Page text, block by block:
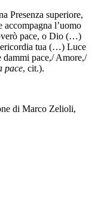
Presenza superiore,
accompagna l’uomo
pace, o Dio (…)
tua (…) Luce
pace,/ Amore,/
pace, cit.).
di Marco Zelioli,